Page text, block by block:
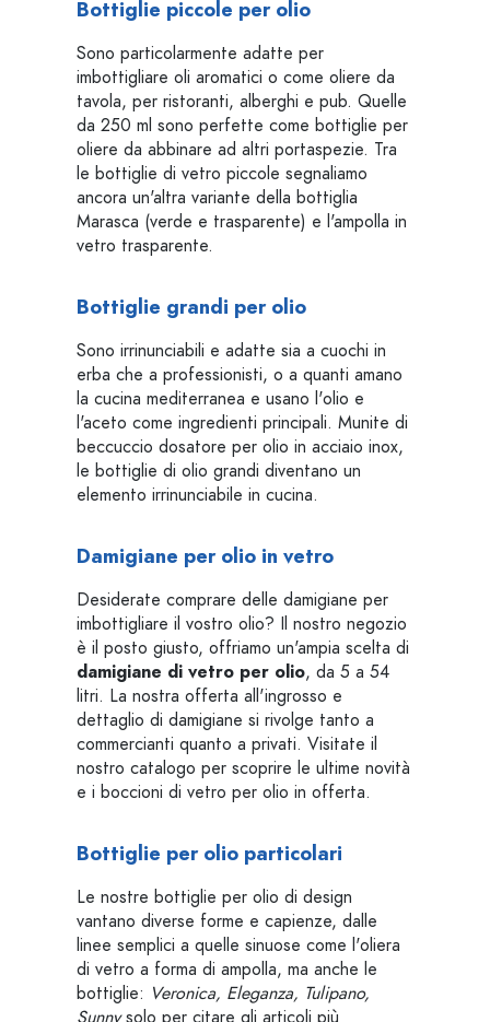
Bottiglie piccole per olio
Sono particolarmente adatte per
imbottigliare oli aromatici o come oliere da
tavola, per ristoranti, alberghi e pub. Quelle
da 250 ml sono perfette come bottiglie per
oliere da abbinare ad altri portaspezie. Tra
le bottiglie di vetro piccole segnaliamo
ancora un'altra variante della bottiglia
Marasca (verde e trasparente) e l'ampolla in
vetro trasparente.
Bottiglie grandi per olio
Sono irrinunciabili e adatte sia a cuochi in
erba che a professionisti, o a quanti amano
la cucina mediterranea e usano l'olio e
l'aceto come ingredienti principali. Munite di
beccuccio dosatore per olio in acciaio inox,
le bottiglie di olio grandi diventano un
elemento irrinunciabile in cucina.
Damigiane per olio in vetro
Desiderate comprare delle damigiane per
imbottigliare il vostro olio? Il nostro negozio
è il posto giusto, offriamo un'ampia scelta di
damigiane di vetro per olio, da 5 a 54
litri. La nostra offerta all'ingrosso e
dettaglio di damigiane si rivolge tanto a
commercianti quanto a privati. Visitate il
nostro catalogo per scoprire le ultime novità
e i boccioni di vetro per olio in offerta.
Bottiglie per olio particolari
Le nostre bottiglie per olio di design
vantano diverse forme e capienze, dalle
linee semplici a quelle sinuose come l'oliera
di vetro a forma di ampolla, ma anche le
bottiglie: Veronica, Eleganza, Tulipano,